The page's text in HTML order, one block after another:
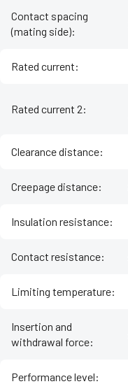
Contact spacing
(mating side):
Rated current:
Rated current 2:
Clearance distance:
Creepage distance:
Insulation resistance:
Contact resistance:
Limiting temperature:
Insertion and
withdrawal force:
Performance level: